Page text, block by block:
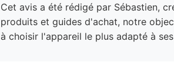
Cet avis a été rédigé par Sébastien,
produits et guides d'achat, notre
à choisir l'appareil le plus adapté à